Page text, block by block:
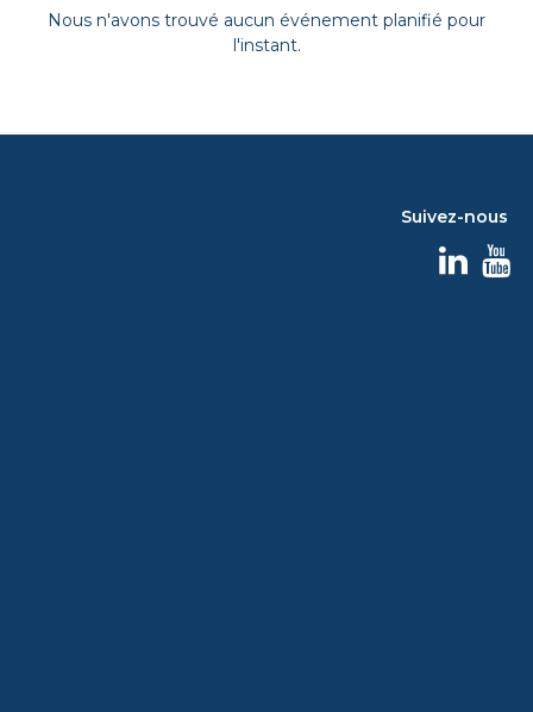
Nous n'avons trouvé aucun événement planifié pour
l'instant.
Suivez-nous